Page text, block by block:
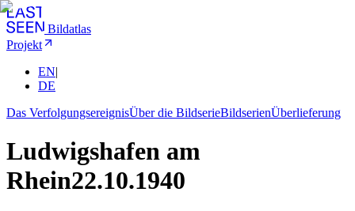
Bildatlas
Projekt
EN|
DE
Das VerfolgungsereignisÜber die BildserieBildserienÜberlieferung
Ludwigshafen am
Rhein22.10.1940